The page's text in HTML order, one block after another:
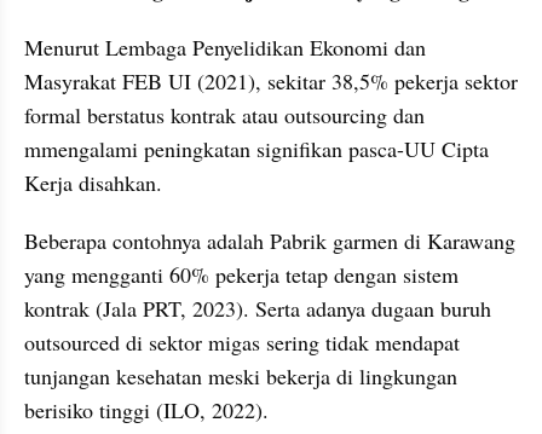
Menurut Lembaga Penyelidikan Ekonomi dan
Masyrakat FEB UI (2021), sekitar 38,5% pekerja sektor
formal berstatus kontrak atau outsourcing dan
mmengalami peningkatan signifikan pasca-UU Cipta
Kerja disahkan.
Beberapa contohnya adalah Pabrik garmen di Karawang
yang mengganti 60% pekerja tetap dengan sistem
kontrak (Jala PRT, 2023). Serta adanya dugaan buruh
outsourced di sektor migas sering tidak mendapat
tunjangan kesehatan meski bekerja di lingkungan
berisiko tinggi (ILO, 2022).